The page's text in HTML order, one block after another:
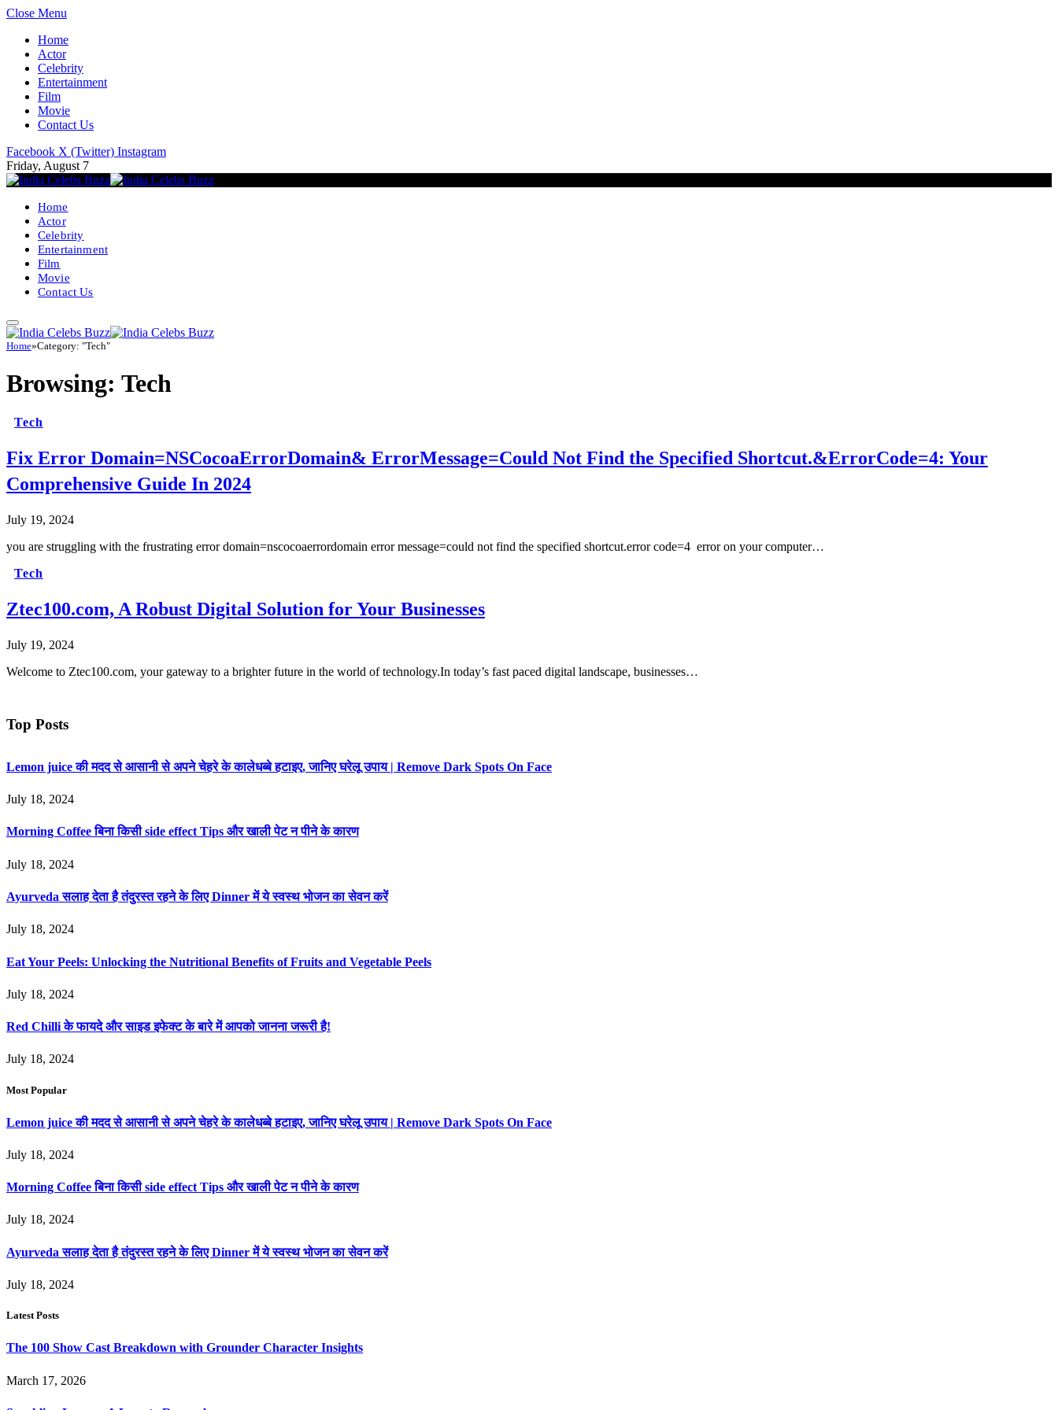
Close Menu
Home
Actor
Celebrity
Entertainment
Film
Movie
Contact Us
Facebook X (Twitter) Instagram
Friday, August 7
Home
Actor
Celebrity
Entertainment
Film
Movie
Contact Us
Home»Category: "Tech"
Browsing: Tech
Tech
Fix Error Domain=NSCocoaErrorDomain& ErrorMessage=Could Not Find the Specified Shortcut.&ErrorCode=4: Your
Comprehensive Guide In 2024
July 19, 2024
you are struggling with the frustrating error domain=nscocoaerrordomain error message=could not find the specified shortcut.error code=4 error on your computer…
Tech
Ztec100.com, A Robust Digital Solution for Your Businesses
July 19, 2024
Welcome to Ztec100.com, your gateway to a brighter future in the world of technology.In today’s fast paced digital landscape, businesses…
Top Posts
Lemon juice की मदद से आसानी से अपने चेहरे के कालेधब्बे हटाइए, जानिए घरेलू उपाय | Remove Dark Spots On Face
July 18, 2024
Morning Coffee बिना किसी side effect Tips और खाली पेट न पीने के कारण
July 18, 2024
Ayurveda सलाह देता है तंदुरस्त रहने के लिए Dinner में ये स्वस्थ भोजन का सेवन करें
July 18, 2024
Eat Your Peels: Unlocking the Nutritional Benefits of Fruits and Vegetable Peels
July 18, 2024
Red Chilli के फायदे और साइड इफेक्ट के बारे में आपको जानना जरूरी है!
July 18, 2024
Most Popular
Lemon juice की मदद से आसानी से अपने चेहरे के कालेधब्बे हटाइए, जानिए घरेलू उपाय | Remove Dark Spots On Face
July 18, 2024
Morning Coffee बिना किसी side effect Tips और खाली पेट न पीने के कारण
July 18, 2024
Ayurveda सलाह देता है तंदुरस्त रहने के लिए Dinner में ये स्वस्थ भोजन का सेवन करें
July 18, 2024
Latest Posts
The 100 Show Cast Breakdown with Grounder Character Insights
March 17, 2026